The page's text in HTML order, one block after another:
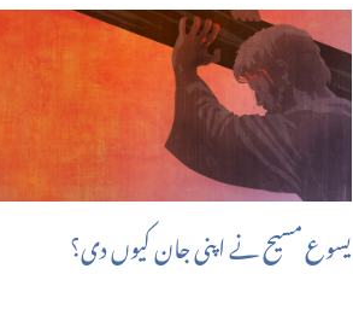
یسوع مسیح نے اپنی جان کیوں دی؟‏